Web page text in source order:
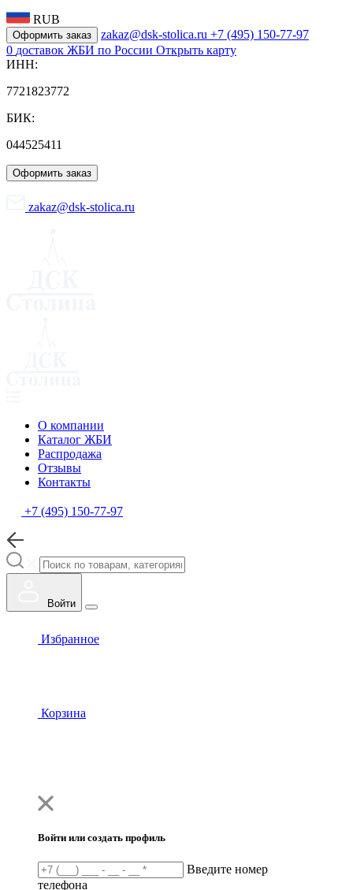
RUB
Оформить заказ zakaz@dsk-stolica.ru +7 (495) 150-77-97
0 доставок ЖБИ по России Открыть карту
ИНН:
7721823772
БИК:
044525411
Оформить заказ
zakaz@dsk-stolica.ru
О компании
Каталог ЖБИ
Распродажа
Отзывы
Контакты
+7 (495) 150-77-97
Войти
Избранное
Корзина
Войти или создать профиль
Введите номер
телефона